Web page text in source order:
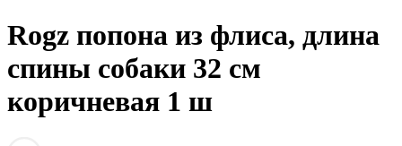
Rogz попона из флиса, длина
спины собаки 32 см
коричневая 1 ш